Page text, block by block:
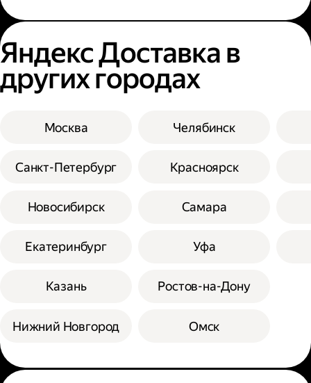
Яндекс Доставка в
других городах
Москва
Санкт-Петербург
Новосибирск
Екатеринбург
Казань
Нижний Новгород
Челябинск
Красноярск
Самара
Уфа
Ростов-на-Дону
Омск